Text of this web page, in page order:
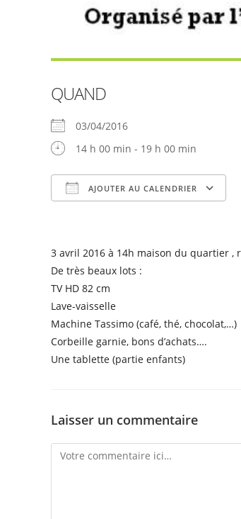
QUAND
03/04/2016
14 h 00 min - 19 h 00 min
AJOUTER AU CALENDRIER
3 avril 2016 à 14h maison du quartier ,
De très beaux lots :
TV HD 82 cm
Lave-vaisselle
Machine Tassimo (café, thé, chocolat,…)
Corbeille garnie, bons d’achats….
Une tablette (partie enfants)
Laisser un commentaire